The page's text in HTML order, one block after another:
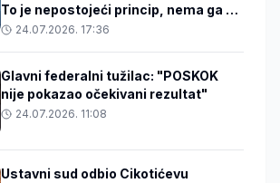
To je nepostojeći princip, nema ga ni
u Ustavu ni u Izbornom zakonu
24.07.2026. 17:36
Glavni federalni tužilac: "POSKOK
nije pokazao očekivani rezultat"
24.07.2026. 11:08
Ustavni sud odbio Cikotićevu